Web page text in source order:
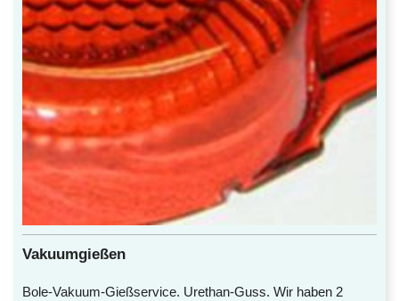
Vakuumgießen
Bole-Vakuum-Gießservice. Urethan-Guss. Wir haben 2